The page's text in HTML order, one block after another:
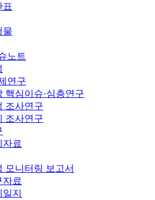
표
물
노트
연구
핵심이슈·심층연구
조사연구
조사연구
자료
모니터링 보고서
자료
지